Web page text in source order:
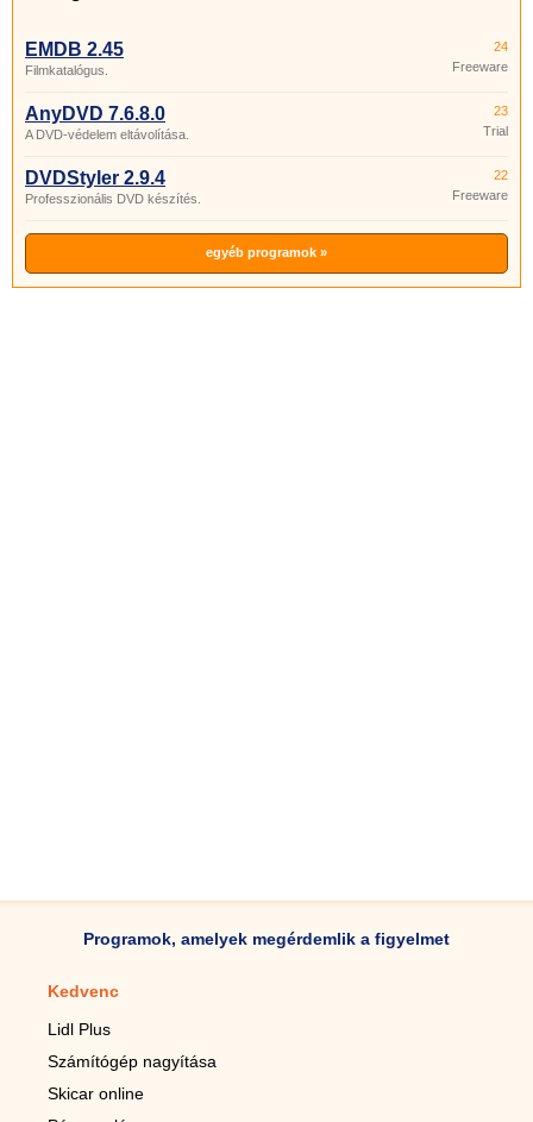
EMDB 2.45
Filmkatalógus.
24
Freeware
AnyDVD 7.6.8.0
A DVD-védelem eltávolítása.
23
Trial
DVDStyler 2.9.4
Professzionális DVD készítés.
22
Freeware
egyéb programok »
Programok, amelyek megérdemlik a figyelmet
Kedvenc
Lidl Plus
Számítógép nagyítása
Skicar online